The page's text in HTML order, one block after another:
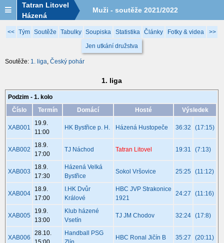
Tatran Litovel
Házená
Muži - soutěže 2021/2022
<< Tým Soutěže Tabulky Soupiska Statistika Články Fotky & videa
>>
Jen utkání družstva
Soutěže: 1. liga, Český pohár
1. liga
Podzim - 1. kolo
Číslo
Termín Domácí Hosté Výsledek
XAB001
19.9.
11:00
HK Bystřice p. H. Házená Hustopeče 36:32 (17:15)
XAB002
18.9.
17:00
TJ Náchod Tatran Litovel 19:31 (7:13)
XAB003
18.9.
17:30
Házená Velká
Bystřice
Sokol Vršovice 25:25 (11:12)
XAB004
18.9.
17:00
I.HK Dvůr
Králové
HBC JVP Strakonice
1921
24:27 (11:16)
XAB005
19.9.
13:00
Klub házené
Vsetín
TJ JM Chodov 32:24 (17:8)
XAB006
28.10.
Handball PSG
HBC Ronal Jičín B 35:27 (20:11)